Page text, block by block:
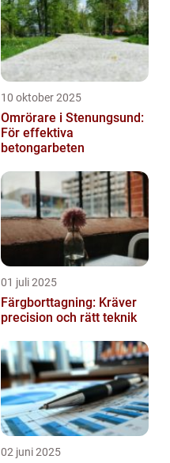
10 oktober 2025
Omrörare i Stenungsund:
För effektiva
betongarbeten
01 juli 2025
Färgborttagning: Kräver
precision och rätt teknik
02 juni 2025